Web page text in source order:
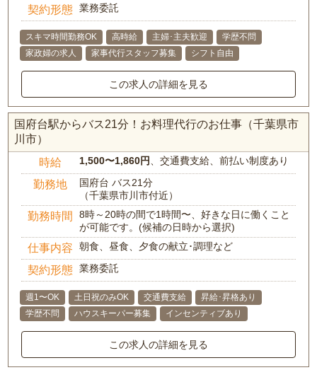
契約形態 業務委託
スキマ時間勤務OK 高時給 主婦･主夫歓迎
学歴不問
家政婦の求人
家事代行スタッフ募集 シフト自由
この求人の詳細を見る
国府台駅からバス21分！お料理代行のお仕事（千葉県市
川市）
時給 1,500〜1,860円 、交通費支給、前払い制度あり
勤務地
国府台 バス21分
（千葉県市川市付近）
勤務時間
8時～20時の間で1時間〜、好きな日に働くこと
が可能です。(候補の日時から選択)
仕事内容 朝食、昼食、夕食の献立･調理など
契約形態 業務委託
週1〜OK 土日祝のみOK 交通費支給
昇給･昇格あり
学歴不問
ハウスキーパー募集 インセンティブあり
この求人の詳細を見る